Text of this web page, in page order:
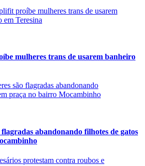
mulheres trans de usarem banheiro
abandonando filhotes de gatos